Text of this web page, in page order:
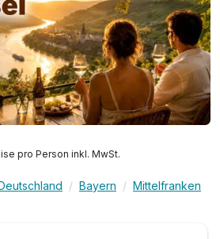
pro Person inkl. MwSt.
Bayern
Mittelfranken